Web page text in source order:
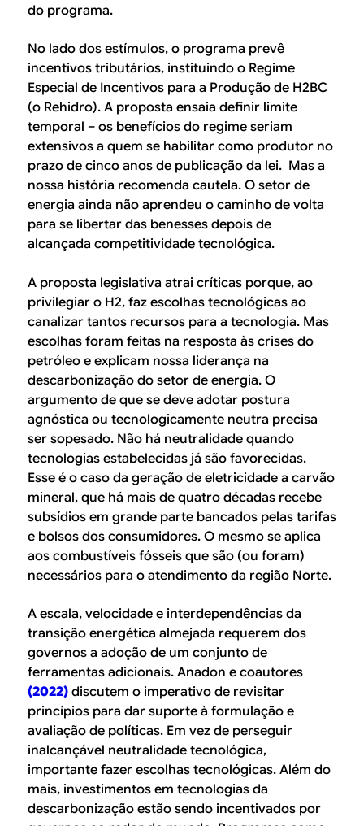
do programa.
No lado dos estímulos, o programa prevê
incentivos tributários, instituindo o Regime
Especial de Incentivos para a Produção de H2BC
(o Rehidro). A proposta ensaia definir limite
temporal – os benefícios do regime seriam
extensivos a quem se habilitar como produtor no
prazo de cinco anos de publicação da lei. Mas a
nossa história recomenda cautela. O setor de
energia ainda não aprendeu o caminho de volta
para se libertar das benesses depois de
alcançada competitividade tecnológica.
A proposta legislativa atrai críticas porque, ao
privilegiar o H2, faz escolhas tecnológicas ao
canalizar tantos recursos para a tecnologia. Mas
escolhas foram feitas na resposta às crises do
petróleo e explicam nossa liderança na
descarbonização do setor de energia. O
argumento de que se deve adotar postura
agnóstica ou tecnologicamente neutra precisa
ser sopesado. Não há neutralidade quando
tecnologias estabelecidas já são favorecidas.
Esse é o caso da geração de eletricidade a carvão
mineral, que há mais de quatro décadas recebe
subsídios em grande parte bancados pelas tarifas
e bolsos dos consumidores. O mesmo se aplica
aos combustíveis fósseis que são (ou foram)
necessários para o atendimento da região Norte.
A escala, velocidade e interdependências da
transição energética almejada requerem dos
governos a adoção de um conjunto de
ferramentas adicionais. Anadon e coautores
(2022) discutem o imperativo de revisitar
princípios para dar suporte à formulação e
avaliação de políticas. Em vez de perseguir
inalcançável neutralidade tecnológica,
importante fazer escolhas tecnológicas. Além do
mais, investimentos em tecnologias da
descarbonização estão sendo incentivados por